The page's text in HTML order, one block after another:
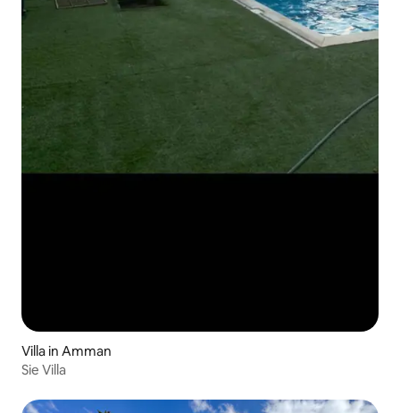
Villa in Amman
Sie Villa